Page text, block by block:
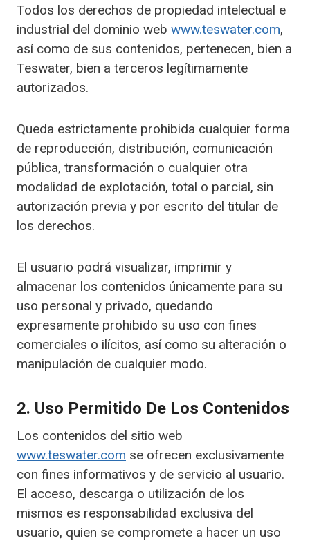
Todos los derechos de propiedad intelectual e
industrial del dominio web www.teswater.com,
así como de sus contenidos, pertenecen, bien a
Teswater, bien a terceros legítimamente
autorizados.
Queda estrictamente prohibida cualquier forma
de reproducción, distribución, comunicación
pública, transformación o cualquier otra
modalidad de explotación, total o parcial, sin
autorización previa y por escrito del titular de
los derechos.
El usuario podrá visualizar, imprimir y
almacenar los contenidos únicamente para su
uso personal y privado, quedando
expresamente prohibido su uso con fines
comerciales o ilícitos, así como su alteración o
manipulación de cualquier modo.
2. Uso Permitido De Los Contenidos
Los contenidos del sitio web
www.teswater.com se ofrecen exclusivamente
con fines informativos y de servicio al usuario.
El acceso, descarga o utilización de los
mismos es responsabilidad exclusiva del
usuario, quien se compromete a hacer un uso